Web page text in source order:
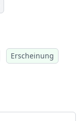
Erscheinung